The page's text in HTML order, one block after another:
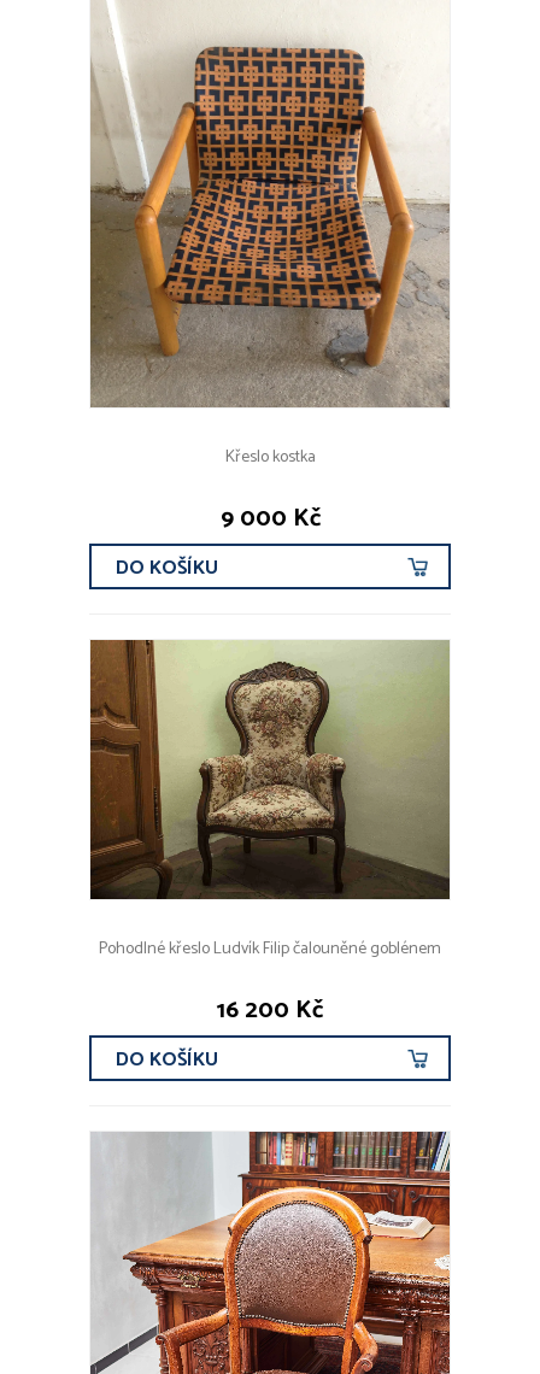
Křeslo kostka
9 000 Kč
DO KOŠÍKU
Pohodlné křeslo Ludvík Filip čalouněné goblénem
16 200 Kč
DO KOŠÍKU